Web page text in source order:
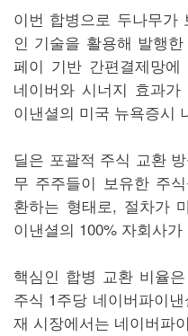
이번 합병으로 두나무가
인 기술을 활용해 발행
페이 기반 간편결제망
네이버와 시너지 효과
이낸셜의 미국 뉴욕증시
딜은 포괄적 주식 교환
무 주주들이 보유한 주
환하는 형태로, 절차가
이낸셜의 100% 자회사가
핵심인 합병 교환 비율
주식 1주당 네이버파이
재 시장에서는 네이버파